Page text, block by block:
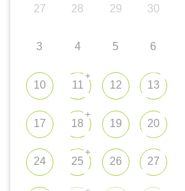
27 28 29 30
3 4 5 6
10 11
+
12 13
17 18
+
19 20
24 25
+
26 27